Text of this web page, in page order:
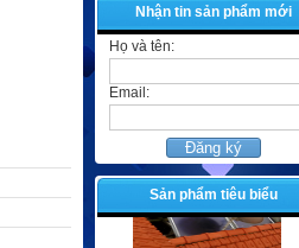
Nhận tin sản phẩm mới
Họ và tên:
Email:
Sản phẩm tiêu biểu